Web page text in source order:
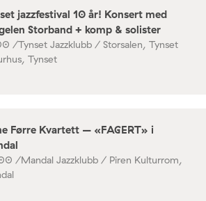
jazzfestival 10 år! Konsert med
Storband + komp & solister
/Tynset Jazzklubb / Storsalen, Tynset
Tynset
Førre Kvartett – «FAGERT» i
/Mandal Jazzklubb / Piren Kulturrom,